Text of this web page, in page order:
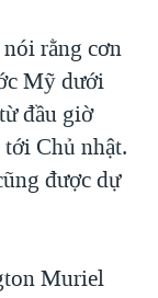
SÂM
THÔN MỸ
rằng cơn
Mỹ dưới
đầu giờ
Chủ nhật.
được dự
Muriel